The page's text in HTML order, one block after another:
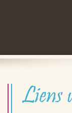
Liens